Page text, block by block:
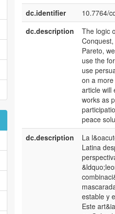
dc.identifier
10.7764/
dc.description
The logic
Pareto,
use the
use
on a
article will
works as
peace
dc.description
La
Latina
estable y
Este